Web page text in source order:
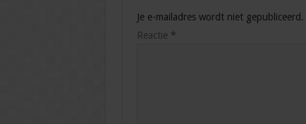
Je e-mailadres wordt niet gepubliceerd.
Reactie *